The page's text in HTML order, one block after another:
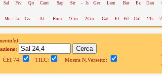
Sal Prv Qo Cant Sap Sir - Is Ger Lam Bar Ez Dan
Mc Lc Gv - At - Rom 1Cor 2Cor Gal Ef Fil Col 1Ts
CEI 74: TILC: Mostra N.Versetto: